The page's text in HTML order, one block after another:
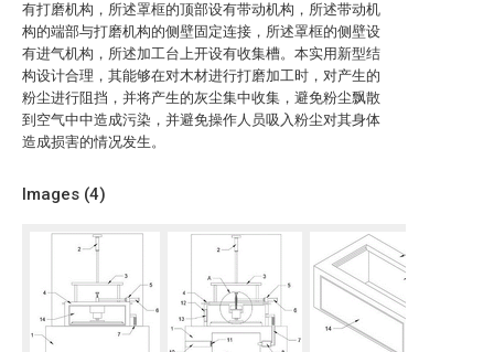
有打磨机构，所述罩框的顶部设有带动机构，所述带动机
构的端部与打磨机构的侧壁固定连接，所述罩框的侧壁设
有进气机构，所述加工台上开设有收集槽。本实用新型结
构设计合理，其能够在对木材进行打磨加工时，对产生的
粉尘进行阻挡，并将产生的灰尘集中收集，避免粉尘飘散
到空气中中造成污染，并避免操作人员吸入粉尘对其身体
造成损害的情况发生。
Images (4)